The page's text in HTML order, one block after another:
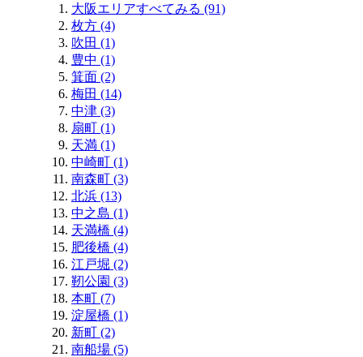
大阪エリアすべてみる (91)
枚方 (4)
吹田 (1)
豊中 (1)
箕面 (2)
梅田 (14)
中津 (3)
扇町 (1)
天満 (1)
中崎町 (1)
南森町 (3)
北浜 (13)
中之島 (1)
天満橋 (4)
肥後橋 (4)
江戸堀 (2)
靭公園 (3)
本町 (7)
淀屋橋 (1)
新町 (2)
南船場 (5)